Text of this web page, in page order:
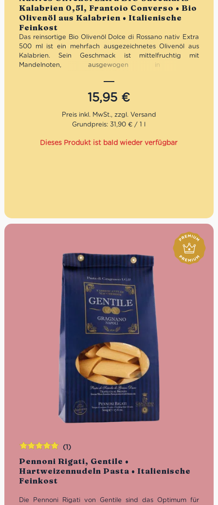
Kalabrien 0,5l, Frantoio Converso • Bio
Olivenöl aus Kalabrien • Italienische
Feinkost
Das reinsortige Bio Olivenöl Dolce di Rossano nativ Extra
500 ml ist ein mehrfach ausgezeichnetes Olivenöl aus
Kalabrien. Sein Geschmack ist mittelfruchtig mit
Mandelnoten, ausgewogen in den
vorherrschenden Süße. Dank der aromatischen Noten
eignet sich dieses Olivenöl zu gegrilltem Fleisch und
Fisch, lecker auch zu Gemüsesuppen und Salaten. Das
Bio-Olivenöl bringt den traditionellen Geschmack der
mediterranichen Küche klar zum Ausdruck. Der
landwirtschaftliche Familienbetrieb Converso befindet
sich in der bezauberten Stadt Rossano. Rossano liegt
zwischen dem Ionischen Meer und dem Sila-Gebirge im
Temperaturen, aber in voller Achtung der Traditionen
und der mit all ihrer Leidenschaft der über Generationen
Mengenrabatt: erhalte beim Kauf von 3 nativen
Olivenölen Extra 12% Rabatt pro Artikel
15,95 €
Grundpreis: 31,90 € / 1 l
Dieses Produkt ist bald wieder verfügbar
Pennoni Rigati, Gentile •
Hartweizennudeln Pasta • Italienische
Feinkost
(1)
Die Pennoni Rigati von Gentile sind das Optimum für
Bewertet
mit5.00von
5